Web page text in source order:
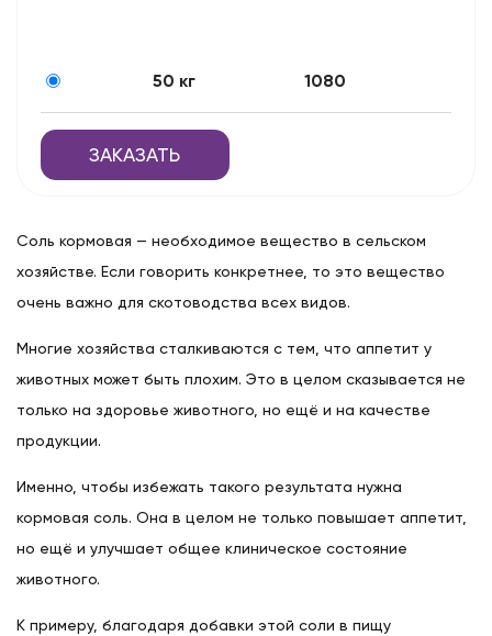
50 кг 1080
ЗАКАЗАТЬ
Соль кормовая — необходимое вещество в сельском
хозяйстве. Если говорить конкретнее, то это вещество
очень важно для скотоводства всех видов.
Многие хозяйства сталкиваются с тем, что аппетит у
животных может быть плохим. Это в целом сказывается не
только на здоровье животного, но ещё и на качестве
продукции.
Именно, чтобы избежать такого результата нужна
кормовая соль. Она в целом не только повышает аппетит,
но ещё и улучшает общее клиническое состояние
животного.
К примеру, благодаря добавки этой соли в пищу